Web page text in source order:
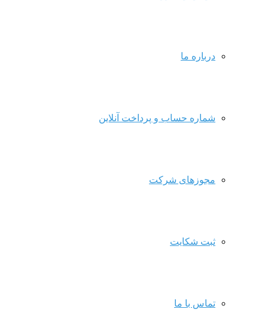
درباره ما
شماره حساب و پرداخت آنلاین
مجوزهای شرکت
ثبت شکایت
تماس با ما